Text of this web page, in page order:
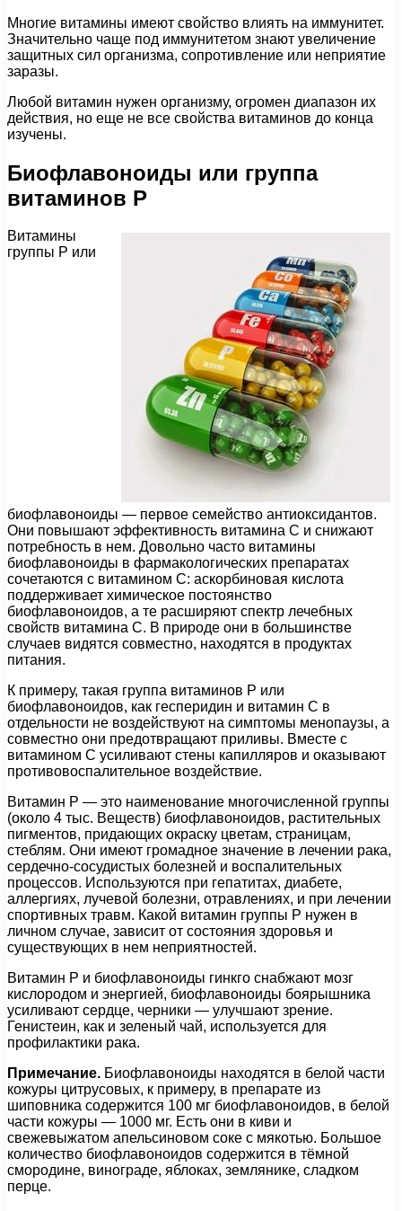
Многие витамины имеют свойство влиять на иммунитет.
Значительно чаще под иммунитетом знают увеличение
защитных сил организма, сопротивление или неприятие
заразы.
Любой витамин нужен организму, огромен диапазон их
действия, но еще не все свойства витаминов до конца
изучены.
Биофлавоноиды или группа
витаминов P
Витамины
группы P или
биофлавоноиды — первое семейство антиоксидантов.
Они повышают эффективность витамина С и снижают
потребность в нем. Довольно часто витамины
биофлавоноиды в фармакологических препаратах
сочетаются с витамином С: аскорбиновая кислота
поддерживает химическое постоянство
биофлавоноидов, а те расширяют спектр лечебных
свойств витамина С. В природе они в большинстве
случаев видятся совместно, находятся в продуктах
питания.
К примеру, такая группа витаминов P или
биофлавоноидов, как гесперидин и витамин С в
отдельности не воздействуют на симптомы менопаузы, а
совместно они предотвращают приливы. Вместе с
витамином С усиливают стены капилляров и оказывают
противовоспалительное воздействие.
Витамин Р — это наименование многочисленной группы
(около 4 тыс. Веществ) биофлавоноидов, растительных
пигментов, придающих окраску цветам, страницам,
стеблям. Они имеют громадное значение в лечении рака,
сердечно-сосудистых болезней и воспалительных
процессов. Используются при гепатитах, диабете,
аллергиях, лучевой болезни, отравлениях, и при лечении
спортивных травм. Какой витамин группы P нужен в
личном случае, зависит от состояния здоровья и
существующих в нем неприятностей.
Витамин P и биофлавоноиды гинкго снабжают мозг
кислородом и энергией, биофлавоноиды боярышника
усиливают сердце, черники — улучшают зрение.
Генистеин, как и зеленый чай, используется для
профилактики рака.
Примечание. Биофлавоноиды находятся в белой части
кожуры цитрусовых, к примеру, в препарате из
шиповника содержится 100 мг биофлавоноидов, в белой
части кожуры — 1000 мг. Есть они в киви и
свежевыжатом апельсиновом соке с мякотью. Большое
количество биофлавоноидов содержится в тёмной
смородине, винограде, яблоках, землянике, сладком
перце.